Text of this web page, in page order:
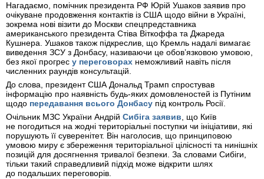
Нагадаємо, помічник президента РФ Юрій Ушаков заявив про
очікуване продовження контактів із США щодо війни в Україні,
зокрема нові візити до Москви спецпредставника
американського президента Стіва Віткоффа та Джареда
Кушнера. Ушаков також підкреслив, що Кремль надалі вимагає
виведення ЗСУ з Донбасу, називаючи це обов’язковою умовою,
без якої прогрес у переговорах неможливий навіть після
численних раундів консультацій.
До слова, президент США Дональд Трамп спростував
інформацію про наявність будь-яких домовленостей із Путіним
щодо передавання всього Донбасу під контроль Росії.
Очільник МЗС України Андрій Сибіга заявив, що Київ
не погодиться на жодні територіальні поступки чи ініціативи, які
порушують її суверенітет. Він наголосив, що принциповою
умовою миру є збереження територіальної цілісності та нинішніх
позицій для досягнення тривалої безпеки. За словами Сибіги,
тільки такий справедливий підхід може відкрити шлях
до подальших переговорів.